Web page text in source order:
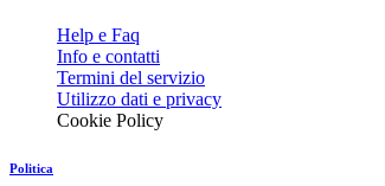
Help e Faq
Info e contatti
Termini del servizio
Utilizzo dati e privacy
Cookie Policy
Politica